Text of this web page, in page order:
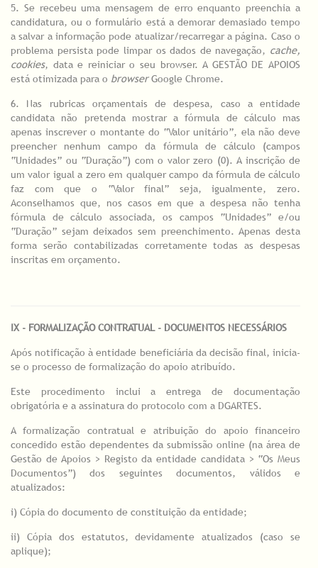
5. Se recebeu uma mensagem de erro enquanto preenchia a
candidatura, ou o formulário está a demorar demasiado tempo
a salvar a informação pode atualizar/recarregar a página. Caso o
problema persista pode limpar os dados de navegação, cache,
cookies, data e reiniciar o seu browser. A GESTÃO DE APOIOS
está otimizada para o browserGoogle Chrome.
6. Nas rubricas orçamentais de despesa, caso a entidade
candidata não pretenda mostrar a fórmula de cálculo mas
apenas inscrever o montante do “Valor unitário”, ela não deve
preencher nenhum campo da fórmula de cálculo (campos
“Unidades” ou “Duração”) com o valor zero (0). A inscrição de
um valor igual a zero em qualquer campo da fórmula de cálculo
faz com que o “Valor final” seja, igualmente, zero.
Aconselhamos que, nos casos em que a despesa não tenha
fórmula de cálculo associada, os campos “Unidades” e/ou
“Duração” sejam deixados sem preenchimento. Apenas desta
forma serão contabilizadas corretamente todas as despesas
inscritas em orçamento.
IX - FORMALIZAÇÃO CONTRATUAL - DOCUMENTOS NECESSÁRIOS
Após notificação à entidade beneficiária da decisão final, inicia-
se o processo de formalização do apoio atribuído.
Este procedimento inclui a entrega de documentação
obrigatória e a assinatura do protocolo com a DGARTES.
A formalização contratual e atribuição do apoio financeiro
concedido estão dependentes da submissão online (na área de
Gestão de Apoios > Registo da entidade candidata > “Os Meus
Documentos”) dos seguintes documentos, válidos e
atualizados:
i) Cópia do documento de constituição da entidade;
ii) Cópia dos estatutos, devidamente atualizados (caso se
aplique);